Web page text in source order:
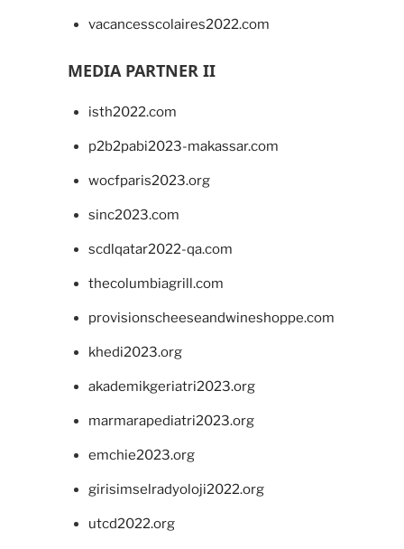
vacancesscolaires2022.com
MEDIA PARTNER II
isth2022.com
p2b2pabi2023-makassar.com
wocfparis2023.org
sinc2023.com
scdlqatar2022-qa.com
thecolumbiagrill.com
provisionscheeseandwineshoppe.com
khedi2023.org
akademikgeriatri2023.org
marmarapediatri2023.org
emchie2023.org
girisimselradyoloji2022.org
utcd2022.org